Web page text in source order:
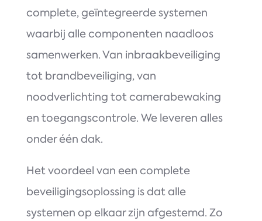
complete, geïntegreerde systemen
waarbij alle componenten naadloos
samenwerken. Van inbraakbeveiliging
tot brandbeveiliging, van
noodverlichting tot camerabewaking
en toegangscontrole. We leveren alles
onder één dak.
Het voordeel van een complete
beveiligingsoplossing is dat alle
systemen op elkaar zijn afgestemd. Zo